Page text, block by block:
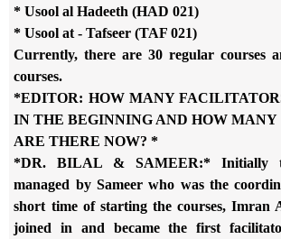
* Usool al Hadeeth (HAD 021)
* Usool at - Tafseer (TAF 021)
Currently, there are 30 regular courses
courses.
*EDITOR: HOW MANY
IN THE BEGINNING AND HOW MANY
ARE THERE NOW? *
*DR. BILAL & SAMEER:* Initially
managed by Sameer who was the
short time of starting the courses, Imran
joined in and became the first